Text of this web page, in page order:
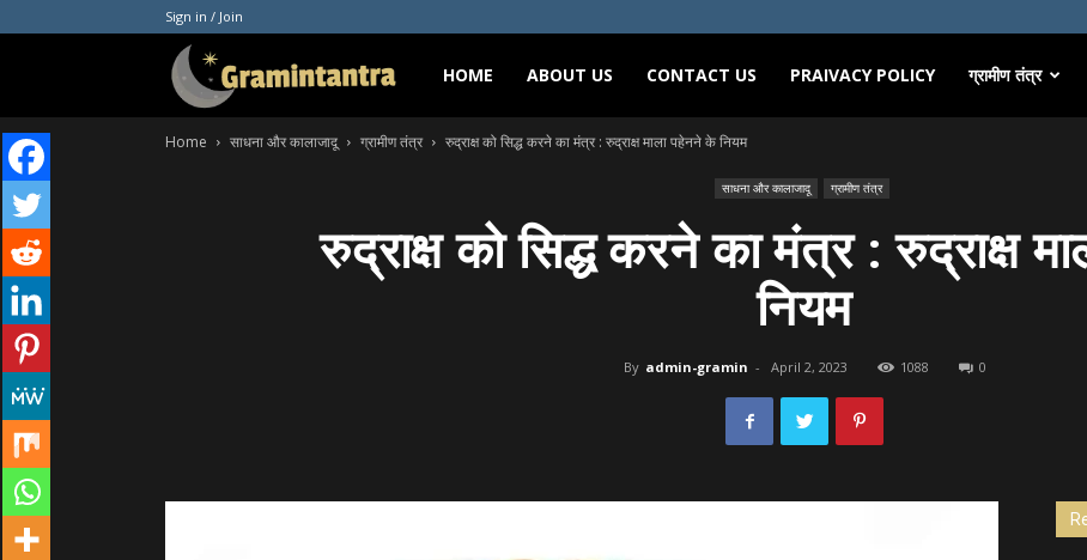
Sign in / Join
Gramintantra
HOME ABOUT US CONTACT US PRAIVACY POLICY ग्रामीण तंत्र
Home साधना और कालाजादू ग्रामीण तंत्र रुद्राक्ष को सिद्ध करने का मंत्र : रुद्राक्ष माला पहेनने के नियम
साधना और कालाजादू ग्रामीण तंत्र
रुद्राक्ष को सिद्ध करने का मंत्र : रुद्राक्ष
नियम
By admin-gramin - April 2, 2023 1088 0